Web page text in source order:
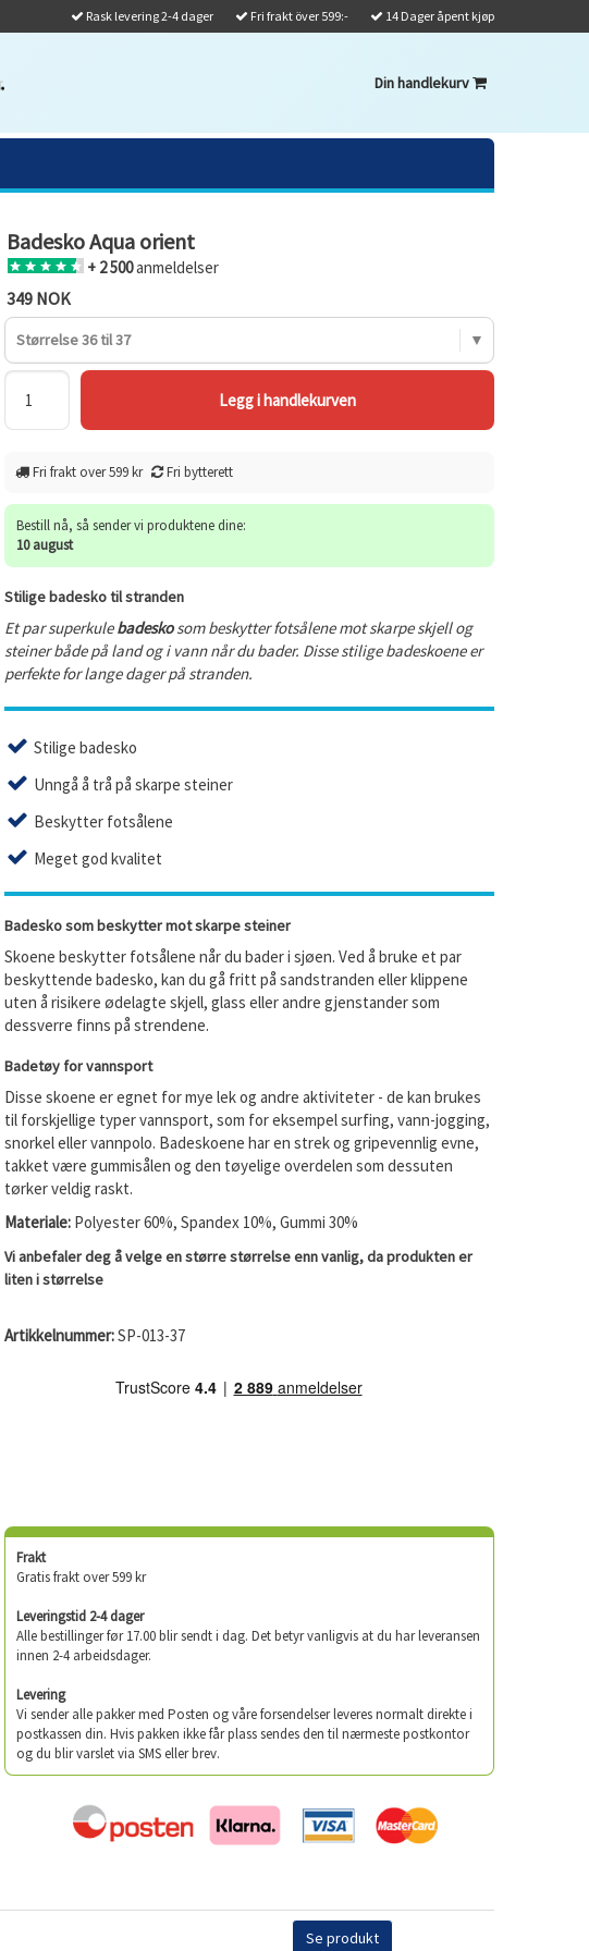
Rask levering 2-4 dager Fri frakt över 599:- 14 Dager åpent kjøp
Din handlekurv
Badesko Aqua orient
+ 2 500anmeldelser
349 NOK
Størrelse 36 til 37
Fri frakt over 599 kr Fri bytterett
Bestill nå, så sender vi produktene dine:
10 august
Stilige badesko til stranden
Et par superkulebadeskosom beskytter fotsålene mot skarpe skjell og
steiner både på land og i vann når du bader. Disse stilige badeskoene er
perfekte for lange dager på stranden.
Stilige badesko
Unngå å trå på skarpe steiner
Beskytter fotsålene
Meget god kvalitet
Badesko som beskytter mot skarpe steiner
Skoene beskytter fotsålene når du bader i sjøen. Ved å bruke et par
beskyttende badesko, kan du gå fritt på sandstranden eller klippene
uten å risikere ødelagte skjell, glass eller andre gjenstander som
dessverre finns på strendene.
Badetøy for vannsport
Disse skoene er egnet for mye lek og andre aktiviteter - de kan brukes
til forskjellige typer vannsport, som for eksempel surfing, vann-jogging,
snorkel eller vannpolo. Badeskoene har en strek og gripevennlig evne,
takket være gummisålen og den tøyelige overdelen som dessuten
tørker veldig raskt.
Materiale: Polyester 60%, Spandex 10%, Gummi 30%
Vi anbefaler deg å velge en større størrelse enn vanlig, da produkten er
liten i størrelse
Artikkelnummer:SP-013-37
Frakt
Gratis frakt over 599 kr
Leveringstid 2-4 dager
Alle bestillinger før 17.00 blir sendt i dag. Det betyr vanligvis at du har leveransen
innen 2-4 arbeidsdager.
Levering
Vi sender alle pakker med Posten og våre forsendelser leveres normalt direkte i
postkassen din. Hvis pakken ikke får plass sendes den til nærmeste postkontor
og du blir varslet via SMS eller brev.
Se produkt